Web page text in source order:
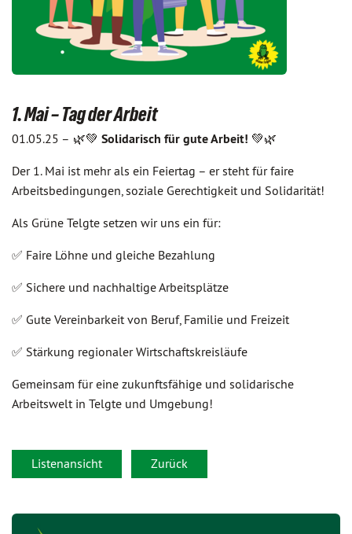
1. Mai – Tag der Arbeit
01.05.25 – 🌿💚 Solidarisch für gute Arbeit! 💚🌿
Der 1. Mai ist mehr als ein Feiertag – er steht für faire
Arbeitsbedingungen, soziale Gerechtigkeit und Solidarität!
Als Grüne Telgte setzen wir uns ein für:
✅ Faire Löhne und gleiche Bezahlung
✅ Sichere und nachhaltige Arbeitsplätze
✅ Gute Vereinbarkeit von Beruf, Familie und Freizeit
✅ Stärkung regionaler Wirtschaftskreisläufe
Gemeinsam für eine zukunftsfähige und solidarische
Arbeitswelt in Telgte und Umgebung!
Listenansicht Zurück